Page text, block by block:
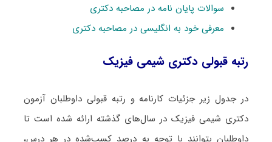
سوالات پایان نامه در مصاحبه دکتری
معرفی خود به انگلیسی در مصاحبه دکتری
رتبه قبولی دکتری شیمی فیزیک
در جدول زیر جزئیات کارنامه و رتبه قبولی داوطلبان آزمون
دکتری شیمی فیزیک در سال‌های گذشته ارائه شده است تا
داوطلبان بتوانند با توجه به درصد کسب‌شده در هر درس،